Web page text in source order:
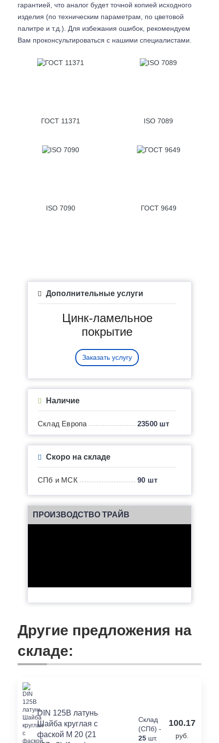
гарантией, что аналог будет точной копией исходного
изделия (по техническим параметрам, по цветовой
палитре и т.д.). Для избежания ошибок, рекомендуем
Вам проконсультироваться с нашими специалистами.
ГОСТ 11371 ISO 7089
ISO 7090 ГОСТ 9649
Дополнительные услуги
Цинк-ламельное
покрытие
Заказать услугу
Наличие
Склад Европа 23500 шт
Скоро на складе
СПб и МСК 90 шт
ПРОИЗВОДСТВО ТРАЙВ
Другие предложения на
складе:
DIN 125В латунь
Шайба круглая с
фаской М 20 (21
Склад
(СПб) -
25 шт.
100.17
руб.